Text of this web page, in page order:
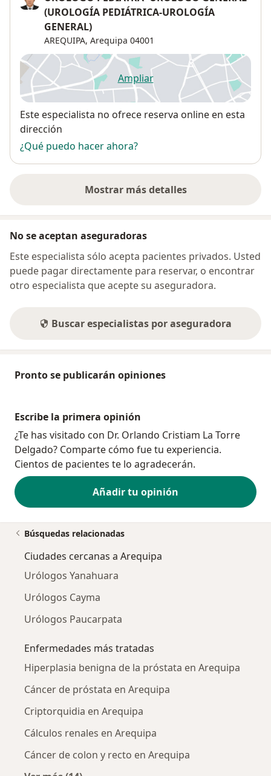
(UROLOGÍA PEDIÁTRICA-UROLOGÍA
GENERAL)
AREQUIPA, Arequipa 04001
Ampliarse abre en una nueva
Disponibilidad
Este especialista no ofrece reserva online en esta
dirección
¿Qué puedo hacer ahora?
Mostrar más detalles
sobre la dirección
No se aceptan aseguradoras
Este especialista sólo acepta pacientes privados. Usted
puede pagar directamente para reservar, o encontrar
otro especialista que acepte su aseguradora.
Buscar especialistas por aseguradora
Pronto se publicarán opiniones
Escribe la primera opinión
¿Te has visitado con Dr. Orlando Cristiam La Torre
Delgado? Comparte cómo fue tu experiencia.
Cientos de pacientes te lo agradecerán.
Añadir tu opinión
Búsquedas relacionadas
Ciudades cercanas a Arequipa
Urólogos Yanahuara
Urólogos Cayma
Urólogos Paucarpata
Enfermedades más tratadas
Hiperplasia benigna de la próstata en Arequipa
Cáncer de próstata en Arequipa
Criptorquidia en Arequipa
Cálculos renales en Arequipa
Cáncer de colon y recto en Arequipa